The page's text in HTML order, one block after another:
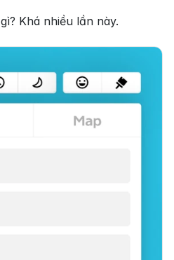
Khá nhiều lần này.